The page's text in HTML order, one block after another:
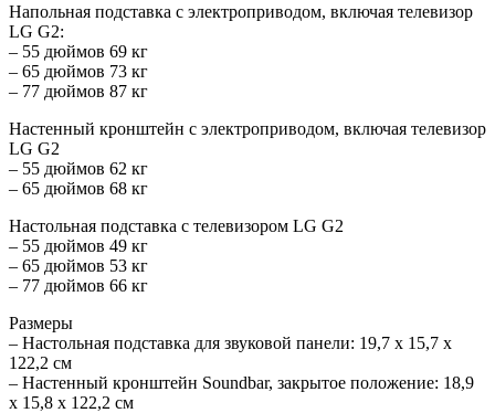
Напольная подставка с электроприводом, включая телевизор
LG G2:
– 55 дюймов 69 кг
– 65 дюймов 73 кг
– 77 дюймов 87 кг
Настенный кронштейн с электроприводом, включая телевизор
LG G2
– 55 дюймов 62 кг
– 65 дюймов 68 кг
Настольная подставка с телевизором LG G2
– 55 дюймов 49 кг
– 65 дюймов 53 кг
– 77 дюймов 66 кг
Размеры
– Настольная подставка для звуковой панели: 19,7 x 15,7 x
122,2 см
– Настенный кронштейн Soundbar, закрытое положение: 18,9
x 15,8 x 122,2 см